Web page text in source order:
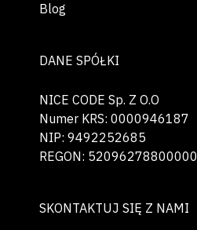
Blog
DANE SPÓŁKI
NICE CODE Sp. Z O.O
Numer KRS: 0000946187
NIP: 9492252685
REGON: 52096278800000
SKONTAKTUJ SIĘ Z NAMI